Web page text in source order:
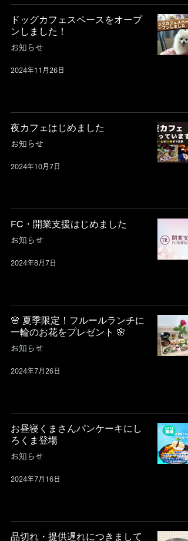
ドッグカフェスペースをオープ
ンしました！
お知らせ
2024年11月26日
夜カフェはじめました
お知らせ
2024年10月7日
FC・開業支援はじめました
お知らせ
2024年8月7日
🌸 夏季限定！フルールランチに
一輪のお花をプレゼント 🌸
お知らせ
2024年7月26日
お昼寝くまさんパンケーキにし
ろくま登場
お知らせ
2024年7月16日
品切れ・提供遅れにつきまして